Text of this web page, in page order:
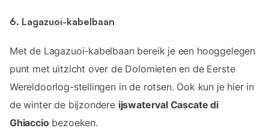
6. Lagazuoi-kabelbaan
Met de Lagazuoi-kabelbaan bereik je een hooggelegen
punt met uitzicht over de Dolomieten en de Eerste
Wereldoorlog-stellingen in de rotsen. Ook kun je hier in
de winter de bijzondere ijswaterval Cascate di
Ghiacciobezoeken.